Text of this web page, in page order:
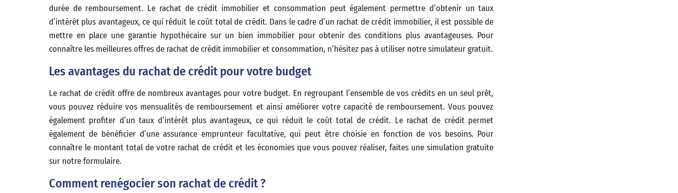
durée de remboursement. Le rachat de crédit immobilier et consommation peut également permettre d’obtenir un taux
d’intérêt plus avantageux, ce qui réduit le coût total de crédit. Dans le cadre d’un rachat de crédit immobilier, il est possible de
mettre en place une garantie hypothécaire sur un bien immobilier pour obtenir des conditions plus avantageuses. Pour
connaître les meilleures offres de rachat de crédit immobilier et consommation, n’hésitez pas à utiliser notre simulateur gratuit.
Les avantages du rachat de crédit pour votre budget
Le rachat de crédit offre de nombreux avantages pour votre budget. En regroupant l’ensemble de vos crédits en un seul prêt,
vous pouvez réduire vos mensualités de remboursement et ainsi améliorer votre capacité de remboursement. Vous pouvez
également profiter d’un taux d’intérêt plus avantageux, ce qui réduit le coût total de crédit. Le rachat de crédit permet
également de bénéficier d’une assurance emprunteur facultative, qui peut être choisie en fonction de vos besoins. Pour
connaître le montant total de votre rachat de crédit et les économies que vous pouvez réaliser, faites une simulation gratuite
sur notre formulaire.
Comment renégocier son rachat de crédit ?